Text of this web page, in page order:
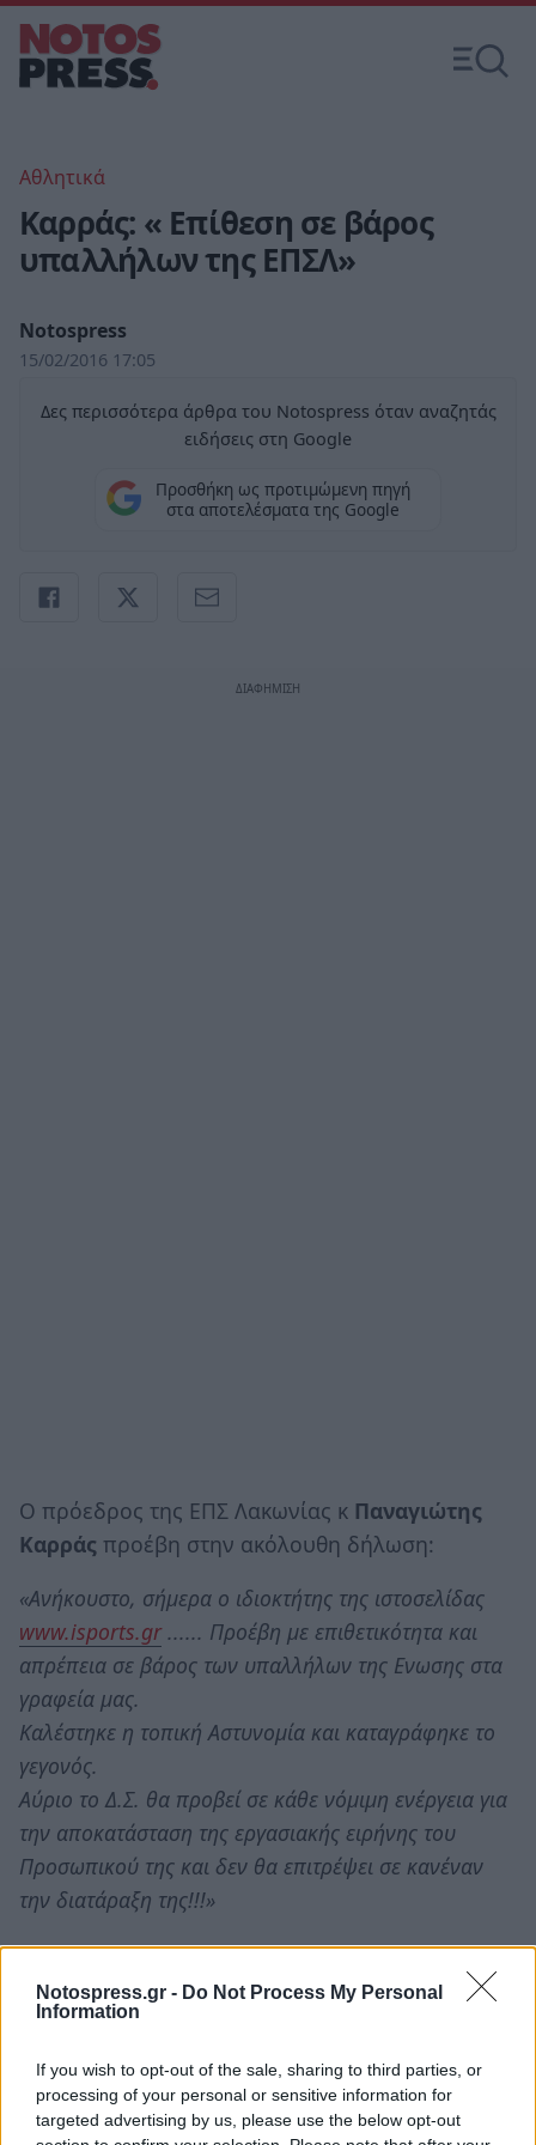
Notospress.gr - Do Not Process My Personal
Information
If you wish to opt-out of the sale, sharing to third parties, or
processing of your personal or sensitive information for
targeted advertising by us, please use the below opt-out
Αθλητικά
Καρράς: « Επίθεση σε βάρος
υπαλλήλων της ΕΠΣΛ»
Notospress
15/02/2016 17:05
Δες περισσότερα άρθρα του Notospress όταν αναζητάς
ειδήσεις στη Google
Προσθήκη ως προτιμώμενη πηγή
στα αποτελέσματα της Google
Ο πρόεδρος της ΕΠΣ Λακωνίας κ Παναγιώτης
Καρράς προέβη στην ακόλουθη δήλωση:
«Ανήκουστο, σήμερα ο ιδιοκτήτης της ιστοσελίδας
www.isports.gr...... Προέβη με επιθετικότητα και
απρέπεια σε βάρος των υπαλλήλων της Ενωσης στα
γραφεία μας.
Καλέστηκε η τοπική Αστυνομία και καταγράφηκε το
γεγονός.
Αύριο το Δ.Σ. θα προβεί σε κάθε νόμιμη ενέργεια για
την αποκατάσταση της εργασιακής ειρήνης του
Προσωπικού της και δεν θα επιτρέψει σε κανέναν
την διατάραξη της!!!»